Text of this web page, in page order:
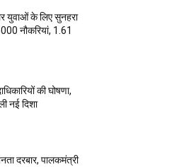
युवाओं के लिए सुनहरा
नौकरियां, ₹1.61
की घोषणा,
नई दिशा
दरबार, पालकमंत्री